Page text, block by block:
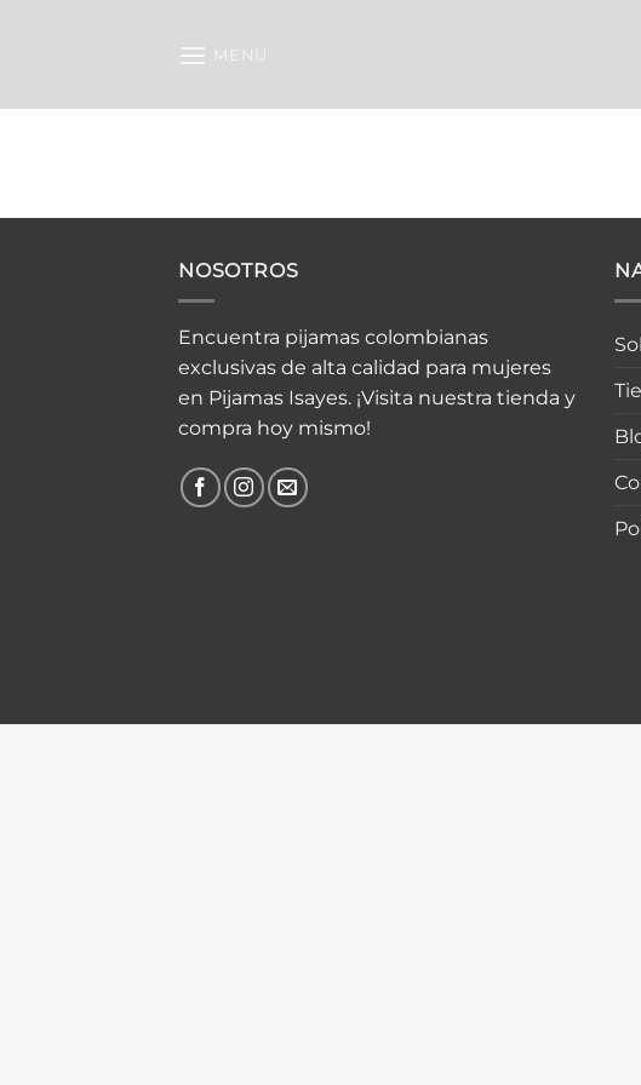
MENU
NOSOTROS
Encuentra pijamas colombianas
exclusivas de alta calidad para mujeres
en Pijamas Isayes. ¡Visita nuestra tienda y
compra hoy mismo!